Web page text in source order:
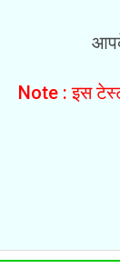
Note : इस